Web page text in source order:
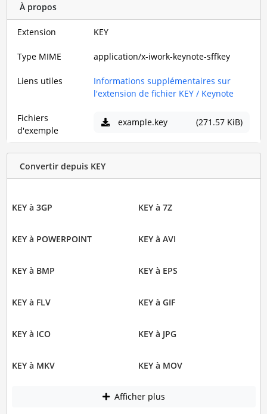
À propos
Extension KEY
Type MIME application/x-iwork-keynote-sffkey
Liens utiles
Informations supplémentaires sur
l'extension de fichier KEY / Keynote
Fichiers
d'exemple
example.key (271.57 KiB)
Convertir depuis KEY
KEY à 3GP KEY à 7Z
KEY à POWERPOINT KEY à AVI
KEY à BMP KEY à EPS
KEY à FLV KEY à GIF
KEY à ICO KEY à JPG
KEY à MKV KEY à MOV
Afficher plus